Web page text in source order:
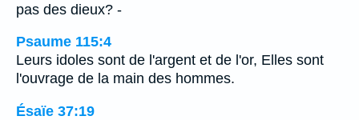
pas des dieux? -
Psaume 115:4
Leurs idoles sont de l'argent et de l'or, Elles sont
l'ouvrage de la main des hommes.
Ésaïe 37:19